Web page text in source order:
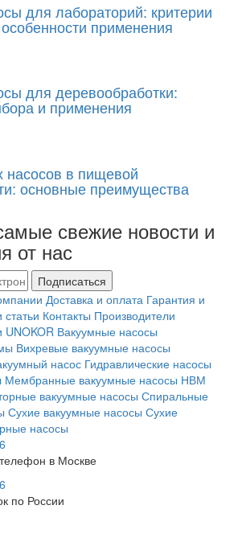
для лабораторий: критерии
применения
для деревообработки:
и применения
насосов в пищевой
основные преимущества
свежие новости и
от нас
Подписаться
Доставка и оплата Гарантия и
Контакты Производители
Вакуумные насосы
Вихревые вакуумные насосы
насос Гидравлические насосы
Мембранные вакуумные насосы НВМ
вакуумные насосы Спиральные
Сухие вакуумные насосы Сухие
насосы
в Москве
по России